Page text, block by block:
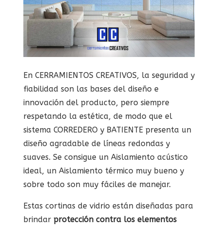
En CERRAMIENTOS CREATIVOS, la seguridad y
fiabilidad son las bases del diseño e
innovación del producto, pero siempre
respetando la estética, de modo que el
sistema CORREDERO y BATIENTE presenta un
diseño agradable de líneas redondas y
suaves. Se consigue un Aislamiento acústico
ideal, un Aislamiento térmico muy bueno y
sobre todo son muy fáciles de manejar.
Estas cortinas de vidrio están diseñadas para
brindar protección contra los elementos